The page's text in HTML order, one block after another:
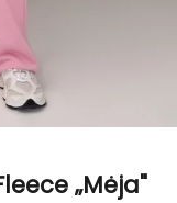
123456
Element 7
Element 8
„Mėja"